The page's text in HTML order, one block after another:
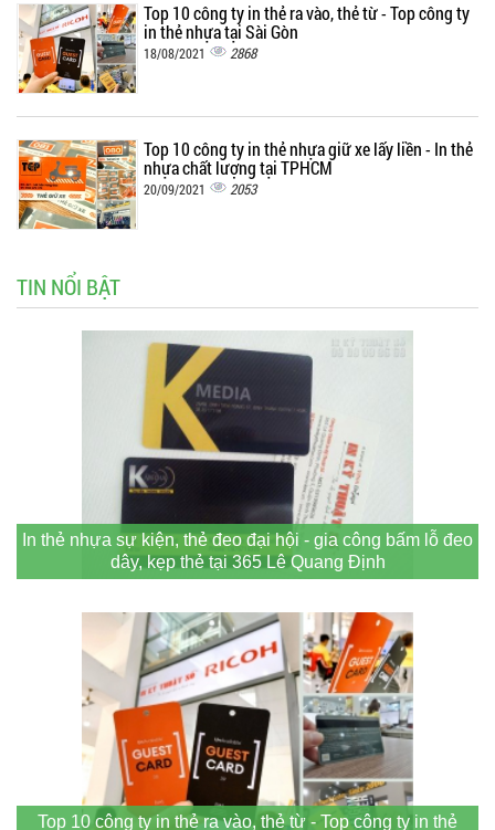
Top 10 công ty in thẻ ra vào, thẻ từ - Top công ty
in thẻ nhựa tại Sài Gòn
18/08/2021 2868
Top 10 công ty in thẻ nhựa giữ xe lấy liền - In thẻ
nhựa chất lượng tại TPHCM
20/09/2021 2053
TIN NỔI BẬT
In thẻ nhựa sự kiện, thẻ đeo đại hội - gia công bấm lỗ đeo
dây, kẹp thẻ tại 365 Lê Quang Định
Top 10 công ty in thẻ ra vào, thẻ từ - Top công ty in thẻ